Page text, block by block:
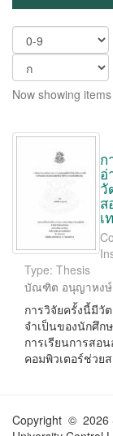
Now showing
ก
อ่
วั
ส
เ
Type: Thesis
บัณฑิต อนุญาหงษ์
การวิจัยครั้งนี้มี
จำเป็นของนักศึก
การเรียนการสอ
คอมพิวเตอร์ช่วย
Copyright © 2026